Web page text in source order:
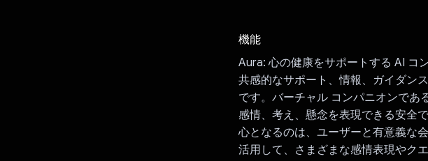
機能
Aura: 心の健康をサポートする AI コ
共感的なサポート、情報、ガイダン
です。バーチャル コンパニオンであ
感情、考え、懸念を表現できる安全
心となるのは、ユーザーと有意義な
活用して、さまざまな感情表現やク